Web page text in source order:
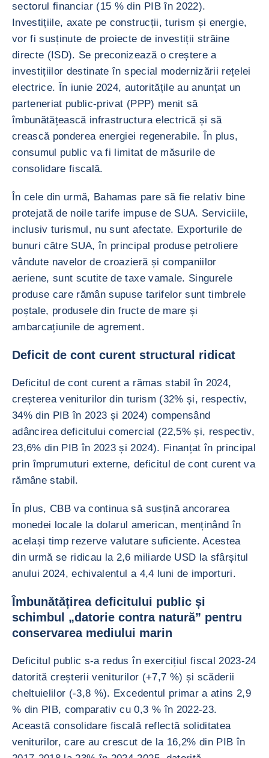
sectorul financiar (15 % din PIB în 2022).
Investițiile, axate pe construcții, turism și energie,
vor fi susținute de proiecte de investiții străine
directe (ISD). Se preconizează o creștere a
investițiilor destinate în special modernizării rețelei
electrice. În iunie 2024, autoritățile au anunțat un
parteneriat public-privat (PPP) menit să
îmbunătățească infrastructura electrică și să
crească ponderea energiei regenerabile. În plus,
consumul public va fi limitat de măsurile de
consolidare fiscală.
În cele din urmă, Bahamas pare să fie relativ bine
protejată de noile tarife impuse de SUA. Serviciile,
inclusiv turismul, nu sunt afectate. Exporturile de
bunuri către SUA, în principal produse petroliere
vândute navelor de croazieră și companiilor
aeriene, sunt scutite de taxe vamale. Singurele
produse care rămân supuse tarifelor sunt timbrele
poștale, produsele din fructe de mare și
ambarcațiunile de agrement.
Deficit de cont curent structural ridicat
Deficitul de cont curent a rămas stabil în 2024,
creșterea veniturilor din turism (32% și, respectiv,
34% din PIB în 2023 și 2024) compensând
adâncirea deficitului comercial (22,5% și, respectiv,
23,6% din PIB în 2023 și 2024). Finanțat în principal
prin împrumuturi externe, deficitul de cont curent va
rămâne stabil.
În plus, CBB va continua să susțină ancorarea
monedei locale la dolarul american, menținând în
același timp rezerve valutare suficiente. Acestea
din urmă se ridicau la 2,6 miliarde USD la sfârșitul
anului 2024, echivalentul a 4,4 luni de importuri.
Îmbunătățirea deficitului public și
schimbul „datorie contra natură” pentru
conservarea mediului marin
Deficitul public s-a redus în exercițiul fiscal 2023-24
datorită creșterii veniturilor (+7,7 %) și scăderii
cheltuielilor (-3,8 %). Excedentul primar a atins 2,9
% din PIB, comparativ cu 0,3 % în 2022-23.
Această consolidare fiscală reflectă soliditatea
veniturilor, care au crescut de la 16,2% din PIB în